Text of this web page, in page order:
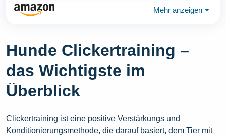
Mehr anzeigen ⏷
Hunde Clickertraining –
das Wichtigste im
Überblick
Clickertraining ist eine positive Verstärkungs und
Konditionierungsmethode, die darauf basiert, dem Tier mit